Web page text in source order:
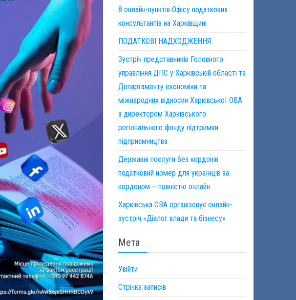
8 онлайн-пунктів Офісу податкових
консультантів на Харківщині
ПОДАТКОВІ НАДХОДЖЕННЯ
Зустріч представників Головного
управління ДПС у Харківській області та
Департаменту економіки та
міжнародних відносин Харківської ОВА
з директором Харківського
регіонального фонду підтримки
підприємництва
Державні послуги без кордонів:
податковий номер для українців за
кордоном – повністю онлайн
Харківська ОВА організовує онлайн-
зустріч «Діалог влади та бізнесу»
Мета
Увійти
Стрічка записів